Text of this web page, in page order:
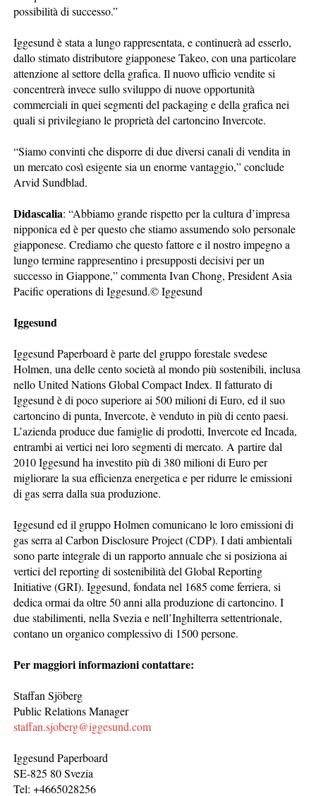
possibilità di successo.”
Iggesund è stata a lungo rappresentata, e continuerà ad esserlo,
dallo stimato distributore giapponese Takeo, con una particolare
attenzione al settore della grafica. Il nuovo ufficio vendite si
concentrerà invece sullo sviluppo di nuove opportunità
commerciali in quei segmenti del packaging e della grafica nei
quali si privilegiano le proprietà del cartoncino Invercote.
“Siamo convinti che disporre di due diversi canali di vendita in
un mercato così esigente sia un enorme vantaggio,” conclude
Arvid Sundblad.
Didascalia: “Abbiamo grande rispetto per la cultura d’impresa
nipponica ed è per questo che stiamo assumendo solo personale
giapponese. Crediamo che questo fattore e il nostro impegno a
lungo termine rappresentino i presupposti decisivi per un
successo in Giappone,” commenta Ivan Chong, President Asia
Pacific operations di Iggesund.© Iggesund
Iggesund
Iggesund Paperboard è parte del gruppo forestale svedese
Holmen, una delle cento società al mondo più sostenibili, inclusa
nello United Nations Global Compact Index. Il fatturato di
Iggesund è di poco superiore ai 500 milioni di Euro, ed il suo
cartoncino di punta, Invercote, è venduto in più di cento paesi.
L’azienda produce due famiglie di prodotti, Invercote ed Incada,
entrambi ai vertici nei loro segmenti di mercato. A partire dal
2010 Iggesund ha investito più di 380 milioni di Euro per
migliorare la sua efficienza energetica e per ridurre le emissioni
di gas serra dalla sua produzione.
Iggesund ed il gruppo Holmen comunicano le loro emissioni di
gas serra al Carbon Disclosure Project (CDP). I dati ambientali
sono parte integrale di un rapporto annuale che si posiziona ai
vertici del reporting di sostenibilità del Global Reporting
Initiative (GRI). Iggesund, fondata nel 1685 come ferriera, si
dedica ormai da oltre 50 anni alla produzione di cartoncino. I
due stabilimenti, nella Svezia e nell’Inghilterra settentrionale,
contano un organico complessivo di 1500 persone.
Per maggiori informazioni contattare:
Staffan Sjöberg
Public Relations Manager
staffan.sjoberg@iggesund.com
Iggesund Paperboard
SE-825 80 Svezia
Tel: +4665028256